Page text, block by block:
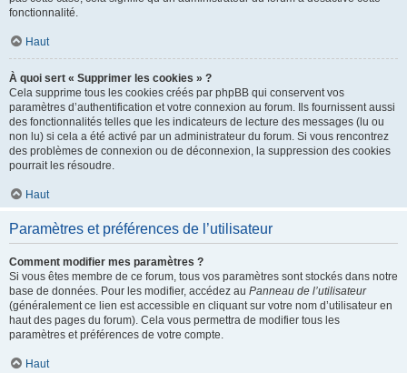
fonctionnalité.
Haut
À quoi sert « Supprimer les cookies » ?
Cela supprime tous les cookies créés par phpBB qui conservent vos
paramètres d’authentification et votre connexion au forum. Ils fournissent aussi
des fonctionnalités telles que les indicateurs de lecture des messages (lu ou
non lu) si cela a été activé par un administrateur du forum. Si vous rencontrez
des problèmes de connexion ou de déconnexion, la suppression des cookies
pourrait les résoudre.
Haut
Paramètres et préférences de l’utilisateur
Comment modifier mes paramètres ?
Si vous êtes membre de ce forum, tous vos paramètres sont stockés dans notre
base de données. Pour les modifier, accédez au Panneau de l’utilisateur
(généralement ce lien est accessible en cliquant sur votre nom d’utilisateur en
haut des pages du forum). Cela vous permettra de modifier tous les
paramètres et préférences de votre compte.
Haut